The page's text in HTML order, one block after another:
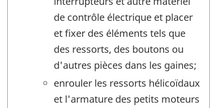
de contrôle électrique et placer
et fixer des éléments tels que
des ressorts, des boutons ou
d'autres pièces dans les gaines;
enrouler les ressorts hélicoïdaux
et l'armature des petits moteurs